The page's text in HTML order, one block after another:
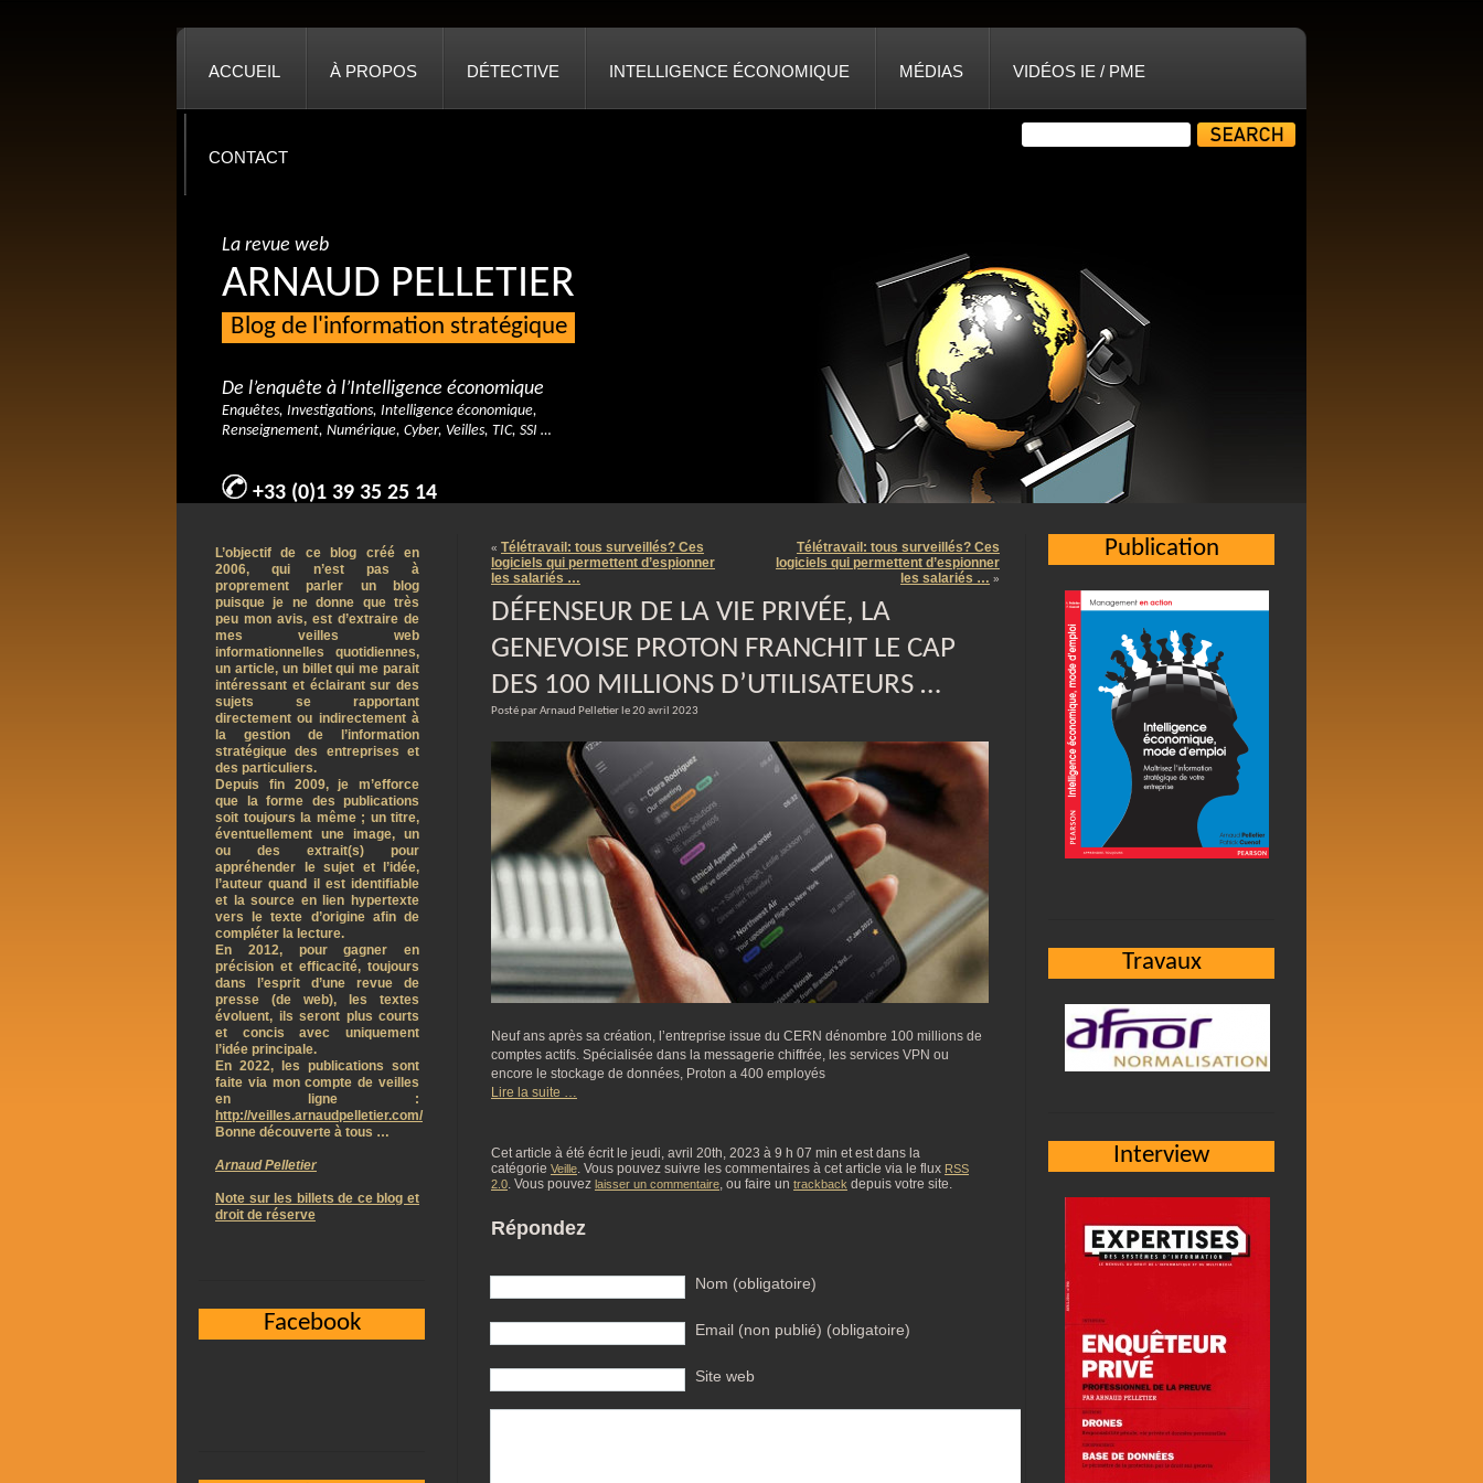
ACCUEIL À PROPOS DÉTECTIVE INTELLIGENCE ÉCONOMIQUE MÉDIAS VIDÉOS IE / PME
CONTACT
La revue web
ARNAUD PELLETIER
Blog de l'information stratégique
De l’enquête à l’Intelligence économique
Enquêtes, Investigations, Intelligence économique,
Renseignement, Numérique, Cyber, Veilles, TIC, SSI …
+33 (0)1 39 35 25 14
« Télétravail: tous surveillés? Ces
logiciels qui permettent d’espionner
les salariés …
Télétravail: tous surveillés? Ces
logiciels qui permettent d’espionner
les salariés … »
DÉFENSEUR DE LA VIE PRIVÉE, LA
GENEVOISE PROTON FRANCHIT LE CAP
DES 100 MILLIONS D’UTILISATEURS …
Posté par Arnaud Pelletier le 20 avril 2023
Neuf ans après sa création, l’entreprise issue du CERN dénombre 100 millions de
comptes actifs. Spécialisée dans la messagerie chiffrée, les services VPN ou
encore le stockage de données, Proton a 400 employés
Lire la suite …
Cet article à été écrit le jeudi, avril 20th, 2023 à 9 h 07 min et est dans la
catégorie Veille . Vous pouvez suivre les commentaires à cet article via le flux RSS
2.0 . Vous pouvez laisser un commentaire , ou faire un trackback depuis votre site.
Répondez
Nom (obligatoire)
Email (non publié) (obligatoire)
Site web
Publication
Travaux
Interview
L’objectif de ce blog créé en
2006, qui n’est pas à
proprement parler un blog
puisque je ne donne que très
peu mon avis, est d’extraire de
mes veilles web
informationnelles quotidiennes,
un article, un billet qui me parait
intéressant et éclairant sur des
sujets se rapportant
directement ou indirectement à
la gestion de l’information
stratégique des entreprises et
des particuliers.
Depuis fin 2009, je m’efforce
que la forme des publications
soit toujours la même ; un titre,
éventuellement une image, un
ou des extrait(s) pour
appréhender le sujet et l’idée,
l’auteur quand il est identifiable
et la source en lien hypertexte
vers le texte d’origine afin de
compléter la lecture.
En 2012, pour gagner en
précision et efficacité, toujours
dans l’esprit d’une revue de
presse (de web), les textes
évoluent, ils seront plus courts
et concis avec uniquement
l’idée principale.
En 2022, les publications sont
faite via mon compte de veilles
en ligne :
http://veilles.arnaudpelletier.com/
Bonne découverte à tous …
Arnaud Pelletier
Note sur les billets de ce blog et
droit de réserve
Facebook